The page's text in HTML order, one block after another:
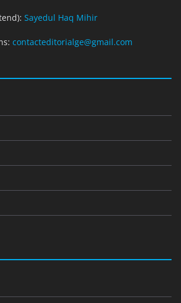
Sayedul Haq Mihir
contacteditorialge@gmail.com